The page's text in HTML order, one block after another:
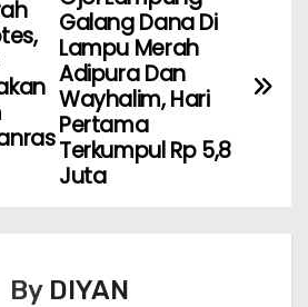
Galang Dana Di
Lampu Merah
Adipura Dan
Wayhalim, Hari
Pertama
Terkumpul Rp 5,8
Juta
By DIYAN